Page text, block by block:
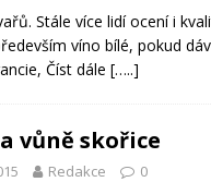
Stále více lidí ocení i
víno bílé, pokud
Číst dále […..]
vůně skořice
Redakce 0